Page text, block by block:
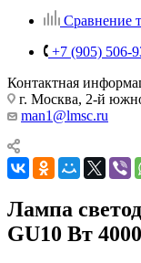
Сравнение
+7 (905) 506-
Контактная
г. Москва, 2-й
man1@lmsc.ru
Лампа
GU10 Вт